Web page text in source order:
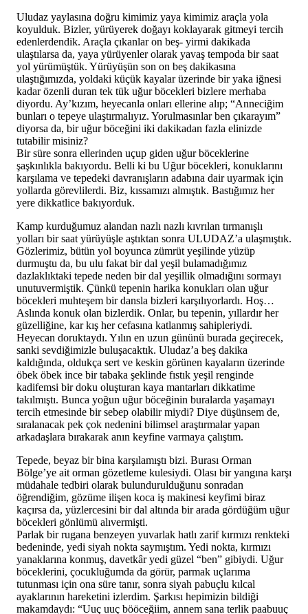
Uludaz yaylasına doğru kimimiz yaya kimimiz araçla yola
koyulduk. Bizler, yürüyerek doğayı koklayarak gitmeyi tercih
edenlerdendik. Araçla çıkanlar on beş- yirmi dakikada
ulaştılarsa da, yaya yürüyenler olarak yavaş tempoda bir saat
yol yürümüştük. Yürüyüşün son on beş dakikasına
ulaştığımızda, yoldaki küçük kayalar üzerinde bir yaka iğnesi
kadar özenli duran tek tük uğur böcekleri bizlere merhaba
diyordu. Ay’kızım, heyecanla onları ellerine alıp; “Anneciğim
bunları o tepeye ulaştırmalıyız. Yorulmasınlar ben çıkarayım”
diyorsa da, bir uğur böceğini iki dakikadan fazla elinizde
tutabilir misiniz?
Bir süre sonra ellerinden uçup giden uğur böceklerine
şaşkınlıkla bakıyordu. Belli ki bu Uğur böcekleri, konuklarını
karşılama ve tepedeki davranışların adabına dair uyarmak için
yollarda görevlilerdi. Biz, kıssamızı almıştık. Bastığımız her
yere dikkatlice bakıyorduk.
Kamp kurduğumuz alandan nazlı nazlı kıvrılan tırmanışlı
yolları bir saat yürüyüşle aştıktan sonra ULUDAZ’a ulaşmıştık.
Gözlerimiz, bütün yol boyunca zümrüt yeşilinde yüzüp
durmuştu da, bu ulu fakat bir dal yeşil bulamadığımız
dazlaklıktaki tepede neden bir dal yeşillik olmadığını sormayı
unutuvermiştik. Çünkü tepenin harika konukları olan uğur
böcekleri muhteşem bir dansla bizleri karşılıyorlardı. Hoş…
Aslında konuk olan bizlerdik. Onlar, bu tepenin, yıllardır her
güzelliğine, kar kış her cefasına katlanmış sahipleriydi.
Heyecan doruktaydı. Yılın en uzun gününü burada geçirecek,
sanki sevdiğimizle buluşacaktık. Uludaz’a beş dakika
kaldığında, oldukça sert ve keskin görünen kayaların üzerinde
öbek öbek ince bir tabaka şeklinde fıstık yeşil renginde
kadifemsi bir doku oluşturan kaya mantarları dikkatime
takılmıştı. Bunca yoğun uğur böceğinin buralarda yaşamayı
tercih etmesinde bir sebep olabilir miydi? Diye düşünsem de,
sıralanacak pek çok nedenini bilimsel araştırmalar yapan
arkadaşlara bırakarak anın keyfine varmaya çalıştım.
Tepede, beyaz bir bina karşılamıştı bizi. Burası Orman
Bölge’ye ait orman gözetleme kulesiydi. Olası bir yangına karşı
müdahale tedbiri olarak bulundurulduğunu sonradan
öğrendiğim, gözüme ilişen koca iş makinesi keyfimi biraz
kaçırsa da, yüzlercesini bir dal altında bir arada gördüğüm uğur
böcekleri gönlümü alıvermişti.
Parlak bir rugana benzeyen yuvarlak hatlı zarif kırmızı renkteki
bedeninde, yedi siyah nokta saymıştım. Yedi nokta, kırmızı
yanaklarına konmuş, davetkâr yedi güzel “ben” gibiydi. Uğur
böceklerini, çocukluğumda da görür, parmak uçlarıma
tutunması için ona süre tanır, sonra siyah pabuçlu kılcal
ayaklarının hareketini izlerdim. Şarkısı hepimizin bildiği
makamdaydı: “Uuç uuç bööceğiim, annem sana terlik paabuuç